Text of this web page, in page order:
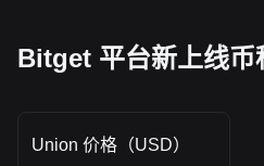
Bitget 平台新上线币
Union 价格（USD）